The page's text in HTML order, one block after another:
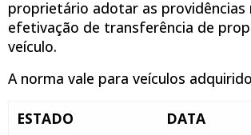
proprietário adotar as providências
efetivação de transferência de
veículo.
A norma vale para veículos
ESTADO
DATA